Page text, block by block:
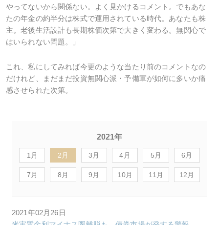
やってないから関係ない。よく見かけるコメント。でもあな
たの年金の約半分は株式で運用されている時代。あなたも株
主。老後生活設計も長期株価次第で大きく変わる。無関心で
はいられない問題。」
これ、私にしてみれば今更のような当たり前のコメントなの
だけれど、まだまだ投資無関心派・予備軍が如何に多いか痛
感させられた次第。
2021年
1月 2月 3月 4月 5月 6月
7月 8月 9月 10月 11月 12月
2021年02月26日